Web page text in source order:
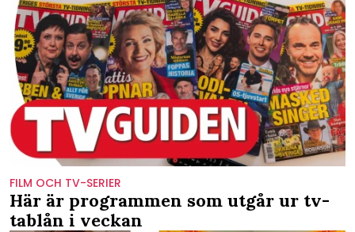
FILM OCH TV-SERIER
Här är programmen som utgår ur tv-
tablån i veckan